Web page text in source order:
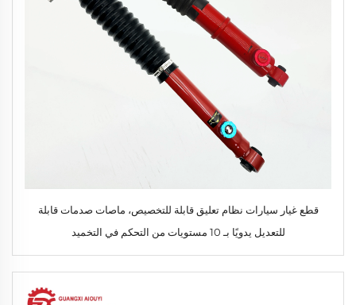
قطع غيار سيارات نظام تعليق قابلة للتخصيص، ماصات صدمات قابلة
للتعديل يدويًا بـ 10 مستويات من التحكم في التخميد